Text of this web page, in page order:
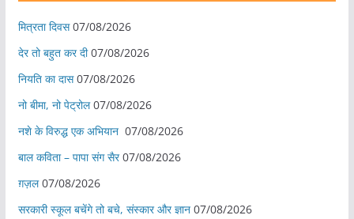
मित्रता दिवस 07/08/2026
देर तो बहुत कर दी 07/08/2026
नियति का दास 07/08/2026
नो बीमा, नो पेट्रोल 07/08/2026
नशे के विरुद्ध एक अभियान 07/08/2026
बाल कविता – पापा संग सैर 07/08/2026
ग़ज़ल 07/08/2026
सरकारी स्कूल बचेंगे तो बचे, संस्कार और ज्ञान 07/08/2026